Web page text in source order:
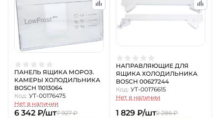
ПАНЕЛЬ ЯЩИКА МОРОЗ.
КАМЕРЫ ХОЛОДИЛЬНИКА
BOSCH 11013064
Код: УТ-00176475
Нет в наличии
6 342 ₽/шт7 927 ₽
НАПРАВЛЯЮЩИЕ ДЛЯ
ЯЩИКА ХОЛОДИЛЬНИКА
BOSCH 00627244
Код: УТ-00176615
Нет в наличии
1 829 ₽/шт2 286 ₽